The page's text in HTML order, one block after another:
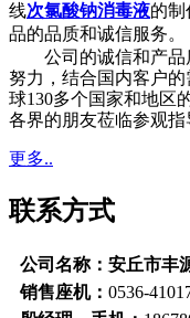
线次氯酸钠消毒液的
品的品质和诚信服务。
公司的诚信和产
努力，结合国内客户
球130多个国家和地区
各界的朋友莅临参观
更多..
联系方式
公司名称：安丘市丰
销售座机： 0536-